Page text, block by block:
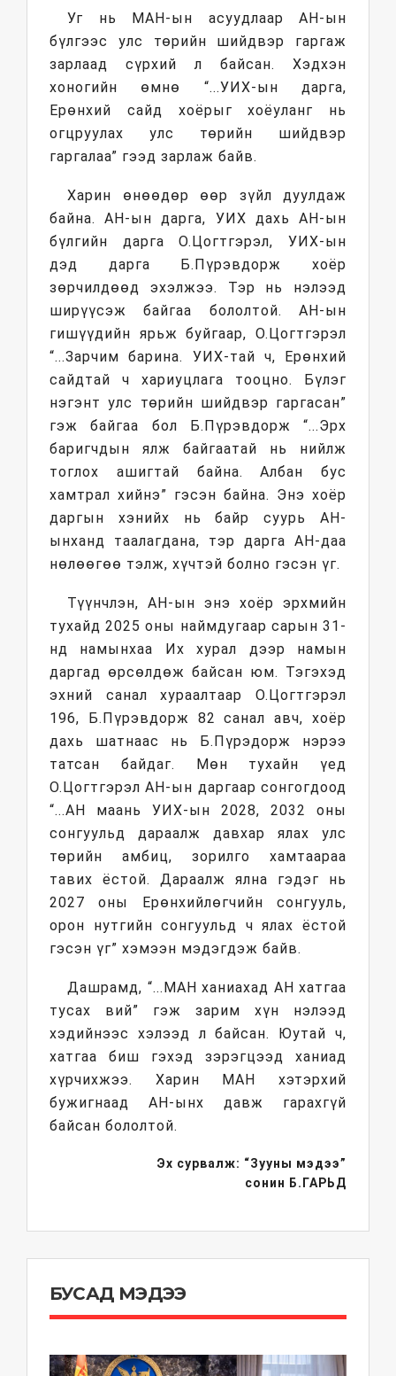
Уг нь МАН-ын асуудлаар АН-ын
бүлгээс улс төрийн шийдвэр гаргаж
зарлаад сүрхий л байсан. Хэдхэн
хоногийн өмнө “...УИХ-ын дарга,
Ерөнхий сайд хоёрыг хоёуланг нь
огцруулах улс төрийн шийдвэр
гаргалаа” гээд зарлаж байв.
Харин өнөөдөр өөр зүйл дуулдаж
байна. АН-ын дарга, УИХ дахь АН-ын
бүлгийн дарга О.Цогтгэрэл, УИХ-ын
дэд дарга Б.Пүрэвдорж хоёр
зөрчилдөөд эхэлжээ. Тэр нь нэлээд
ширүүсэж байгаа бололтой. АН-ын
гишүүдийн ярьж буйгаар, О.Цогтгэрэл
“...Зарчим барина. УИХ-тай ч, Ерөнхий
сайдтай ч хариуцлага тооцно. Бүлэг
нэгэнт улс төрийн шийдвэр гаргасан”
гэж байгаа бол Б.Пүрэвдорж “...Эрх
баригчдын ялж байгаатай нь нийлж
тоглох ашигтай байна. Албан бус
хамтрал хийнэ” гэсэн байна. Энэ хоёр
даргын хэнийх нь байр суурь АН-
ынханд таалагдана, тэр дарга АН-даа
нөлөөгөө тэлж, хүчтэй болно гэсэн үг.
Түүнчлэн, АН-ын энэ хоёр эрхмийн
тухайд 2025 оны наймдугаар сарын 31-
нд намынхаа Их хурал дээр намын
даргад өрсөлдөж байсан юм. Тэгэхэд
эхний санал хураалтаар О.Цогтгэрэл
196, Б.Пүрэвдорж 82 санал авч, хоёр
дахь шатнаас нь Б.Пүрэдорж нэрээ
татсан байдаг. Мөн тухайн үед
О.Цогтгэрэл АН-ын даргаар сонгогдоод
“...АН маань УИХ-ын 2028, 2032 оны
сонгуульд дараалж давхар ялах улс
төрийн амбиц, зорилго хамтаараа
тавих ёстой. Дараалж ялна гэдэг нь
2027 оны Ерөнхийлөгчийн сонгууль,
орон нутгийн сонгуульд ч ялах ёстой
гэсэн үг” хэмээн мэдэгдэж байв.
Дашрамд, “...МАН ханиахад АН хатгаа
тусах вий” гэж зарим хүн нэлээд
хэдийнээс хэлээд л байсан. Юутай ч,
хатгаа биш гэхэд зэрэгцээд ханиад
хүрчихжээ. Харин МАН хэтэрхий
бужигнаад АН-ынх давж гарахгүй
байсан бололтой.
Эх сурвалж: “Зууны мэдээ”
сонин Б.ГАРЬД
БУСАД МЭДЭЭ